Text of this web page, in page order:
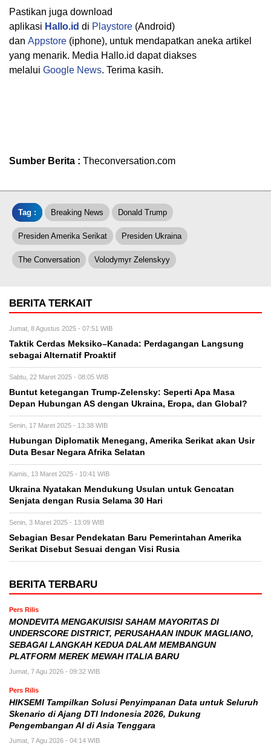
Pastikan juga download
aplikasi Hallo.id di Playstore (Android)
dan Appstore (iphone), untuk mendapatkan aneka artikel
yang menarik. Media Hallo.id dapat diakses
melalui Google News. Terima kasih.
Sumber Berita : Theconversation.com
Tag : Breaking News Donald Trump
Presiden Amerika Serikat Presiden Ukraina
The Conversation Volodymyr Zelenskyy
BERITA TERKAIT
Jumat, 8 Agustus 2025 - 07:51 WIB
Taktik Cerdas Meksiko–Kanada: Perdagangan Langsung
sebagai Alternatif Proaktif
Sabtu, 22 Maret 2025 - 08:05 WIB
Buntut ketegangan Trump-Zelensky: Seperti Apa Masa
Depan Hubungan AS dengan Ukraina, Eropa, dan Global?
Senin, 17 Maret 2025 - 13:38 WIB
Hubungan Diplomatik Menegang, Amerika Serikat akan Usir
Duta Besar Negara Afrika Selatan
Kamis, 13 Maret 2025 - 10:41 WIB
Ukraina Nyatakan Mendukung Usulan untuk Gencatan
Senjata dengan Rusia Selama 30 Hari
Senin, 3 Maret 2025 - 13:09 WIB
Sebagian Besar Pendekatan Baru Pemerintahan Amerika
Serikat Disebut Sesuai dengan Visi Rusia
BERITA TERBARU
Pers Rilis
MONDEVITA MENGAKUISISI SAHAM MAYORITAS DI
UNDERSCORE DISTRICT, PERUSAHAAN INDUK MAGLIANO,
SEBAGAI LANGKAH KEDUA DALAM MEMBANGUN
PLATFORM MEREK MEWAH ITALIA BARU
Jumat, 7 Agu 2026 - 09:32 WIB
Pers Rilis
HIKSEMI Tampilkan Solusi Penyimpanan Data untuk Seluruh
Skenario di Ajang DTI Indonesia 2026, Dukung
Pengembangan AI di Asia Tenggara
Jumat, 7 Agu 2026 - 04:14 WIB